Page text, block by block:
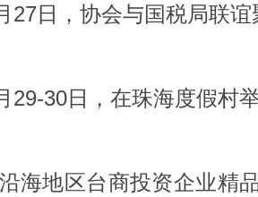
27日，协会与国税局联谊
29-30日，在珠海度假村
海地区台商投资企业精